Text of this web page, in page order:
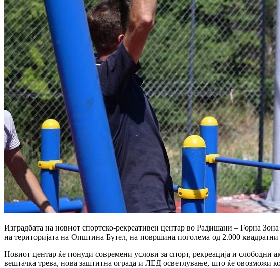
Изградбата на новиот спортско-рекреативен центар во Радишани – Горна
на територијата на Општина Бутел, на површина поголема од 2.000
Новиот центар ќе понуди современи услови за спорт, рекреација и слободни
вештачка трева, нова заштитна ограда и ЛЕД осветлување, што ќе овозможи